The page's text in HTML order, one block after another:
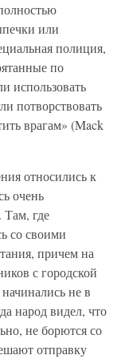
или
полиция,
по
использовать
потворствовать
врагам» (Mack
относились к
очень
Там, где
со своими
причем на
с городской
не в
народ видел, что
не борются со
отправку